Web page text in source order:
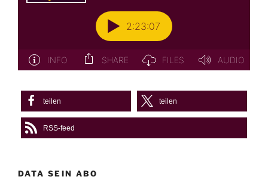
teilen teilen
RSS-feed
DATA SEIN ABO